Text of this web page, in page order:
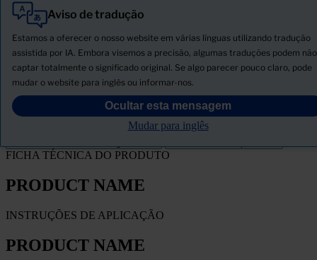
Aviso de tradução
Estamos a oferecer o nosso website em várias línguas utilizando tradução
assistida por IA. Embora visemos a precisão, algumas traduções podem não
captar totalmente o significado original. Se algo parecer pouco claro, pode
mudar o website para inglês ou informar-nos.
Ocultar esta mensagem
Mudar para inglês
Tudo
Produtos
Descarregar ficha de segurança
PRODUCT NAME
FICHA TÉCNICA DO PRODUTO
PRODUCT NAME
INSTRUÇÕES DE APLICAÇÃO
PRODUCT NAME